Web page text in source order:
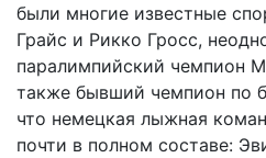
были многие известные
Грайс и Рикко Гросс,
паралимпийский чемпион
также бывший чемпион по
что немецкая лыжная
почти в полном составе: